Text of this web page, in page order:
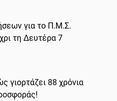
για το Π.Μ.Σ.
τη Δευτέρα 7
γιορτάζει 88 χρόνια